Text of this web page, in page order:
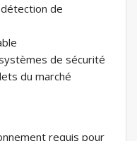
détection de
de sécurité
du marché
requis pour